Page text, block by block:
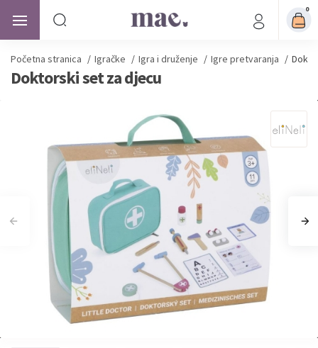
0
Početna stranica / Igračke / Igra i druženje / Igre pretvaranja /
Doktorski set za djecu